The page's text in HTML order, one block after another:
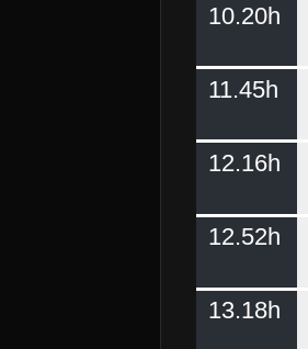
10.20h
11.45h
12.16h
12.52h
13.18h